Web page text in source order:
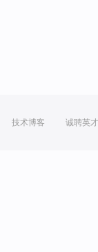
技术博客 诚聘英才